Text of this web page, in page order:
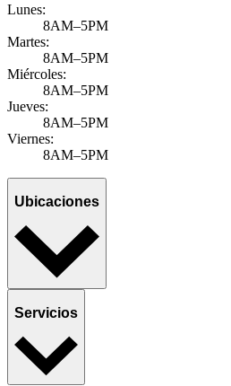
Lunes:
8AM–5PM
Martes:
8AM–5PM
Miércoles:
8AM–5PM
Jueves:
8AM–5PM
Viernes:
8AM–5PM
Ubicaciones
Servicios